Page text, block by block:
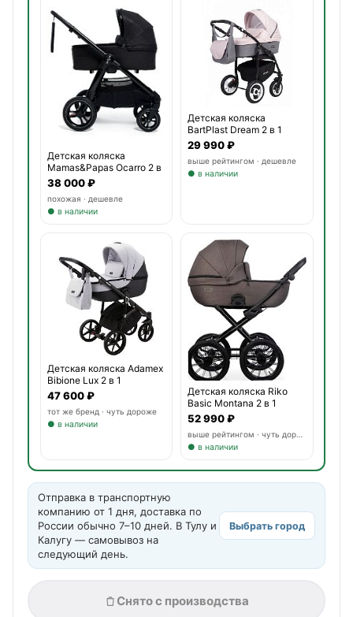
Детская коляска
Mamas&Papas Ocarro 2 в
1
38 000 ₽
похожая · дешевле
● в наличии
Детская коляска
BartPlast Dream 2 в 1
29 990 ₽
выше рейтингом · дешевле
● в наличии
Детская коляска Adamex
Bibione Lux 2 в 1
47 600 ₽
тот же бренд · чуть дороже
● в наличии
Детская коляска Riko
Basic Montana 2 в 1
52 990 ₽
● в наличии
Отправка в транспортную
компанию от 1 дня, доставка по
России обычно 7–10 дней. В Тулу и
Калугу — самовывоз на
следующий день.
Выбрать город
Снято с производства